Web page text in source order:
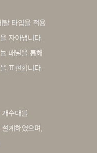
탈 타입을 적용
자아냅니다.
패널을 통해
표현합니다.
수대를
계하였으며,